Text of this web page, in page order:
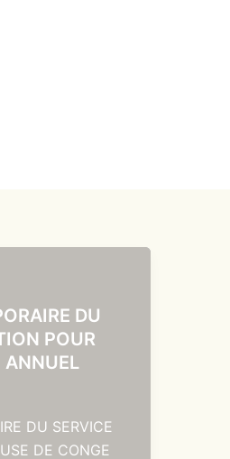
DU
POUR
ANNUEL
DU SERVICE
DE CONGE